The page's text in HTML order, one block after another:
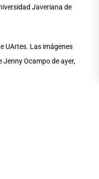
Javeriana de
UArtes. Las imágenes
Ocampo de ayer,